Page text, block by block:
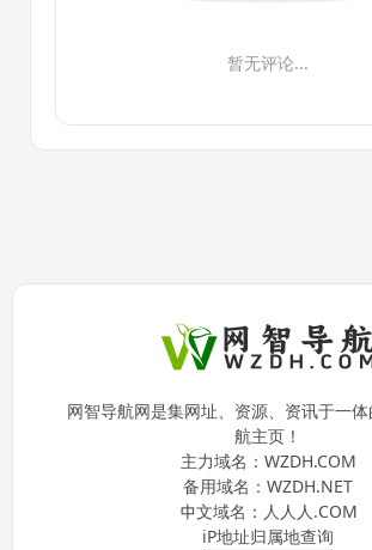
暂无评论...
网智导航网是集网址、资源、资讯于一
航主页！
主力域名： WZDH.COM
备用域名： WZDH.NET
中文域名： 人人人.COM
iP地址归属地查询